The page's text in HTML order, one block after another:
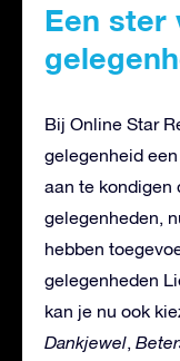
Een ster
Bij Online Star
gelegenheid
aan te kondigen
gelegenheden,
hebben
gelegenheden
kan je nu ook
Dankjewel,